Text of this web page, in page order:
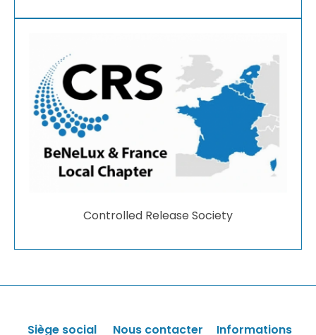
Controlled Release Society
Siège social Nous contacter Informations